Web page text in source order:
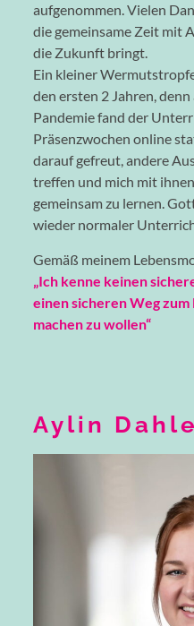
aufgenommen. Vielen
die gemeinsame Zeit mit
die Zukunft bringt.
Ein kleiner
den ersten 2 Jahren,
Pandemie fand der
Präsenzwochen online
darauf gefreut, andere
treffen und mich mit
gemeinsam zu lernen.
wieder normaler
Gemäß meinem
„Ich kenne keinen
einen sicheren Weg
machen zu wollen“
Aylin